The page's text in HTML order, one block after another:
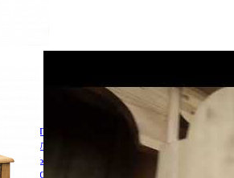
с подъемным механизмом
с подъемным механизмом
с подъемным механизмом
с подъемным